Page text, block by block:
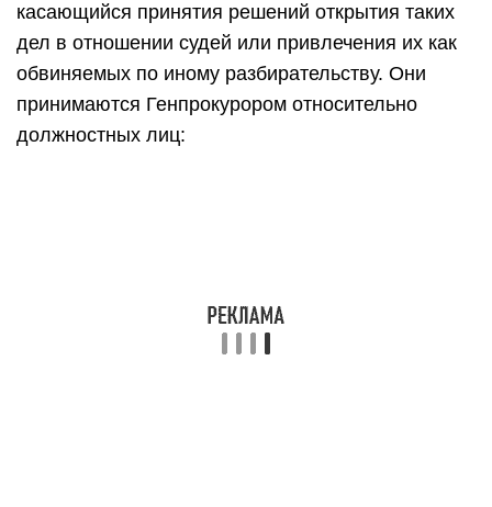
касающийся принятия решений открытия таких
дел в отношении судей или привлечения их как
обвиняемых по иному разбирательству. Они
принимаются Генпрокурором относительно
должностных лиц: